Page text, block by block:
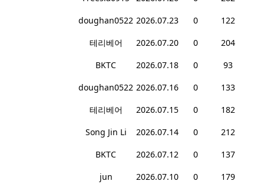
doughan0522 2026.07.23 0
122
테리베어
2026.07.20 0
204
BKTC
2026.07.18 0
93
doughan0522 2026.07.16 0
133
테리베어
2026.07.15 0
182
Song Jin Li
2026.07.14 0
212
BKTC
2026.07.12 0
137
jun
2026.07.10 0
179